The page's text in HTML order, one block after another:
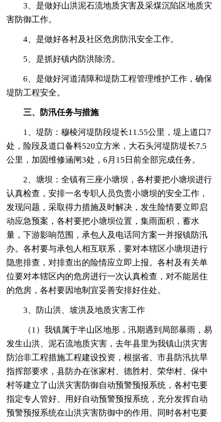
3、是做好山洪泥石流地质灾害及采煤沉陷区地质灾
害防御工作。
4、是做好各村及社区危房防汛安全工作。
5、是抓好镇内防洪除涝。
6、是做好河道清障和堤防工程管理维护工作，确保
堤防工程安全。
三、防汛任务与措施
1、堤防：穆棱河堤防段堤长11.55公里，堤上道口7
处，险段及道口备料520立方米，大石头河堤防堤长7.5
公里，加固维修涵闸3处，6月15日前全部完成任务。
2、塘坝：全镇有三座小塘坝，各村要把小塘坝进行
认真检查，安排一名专职人员负责小塘坝的安全工作，
发现问题，采取得力措施及时解决，发生险情要立即启
动应急预案，各村要把小塘坝位置，集雨面积，蓄水
量，下游影响范围，承包人及电话同方案一并报镇防汛
办。各村要与承包人相互联系，要对本辖区小塘坝进行
隐患排查，对排查出的险情应立即上报。各村及有关单
位要对本辖区内的危房进行一次认真检查，对不能居住
的危房，各村要因地制宜妥善安排好住处。
3、防山洪、坡洪及地质灾害工作
（1）我镇属于半山区地形，汛期遇到局部暴雨，易
发生山洪、泥石流地质灾害，去年县里为我镇山洪灾害
防治非工程措施工程建设投资，根据省、市县防汛抗旱
指挥部要求，县防办在张家村、德胜村、荣华村、保中
村等建立了山洪灾害防御自动预警预报系统，各村屯要
指定专人管好、用好自动预警预报系统，充分发挥自动
预警预报系统在山洪灾害防御中的作用。同时各村屯要